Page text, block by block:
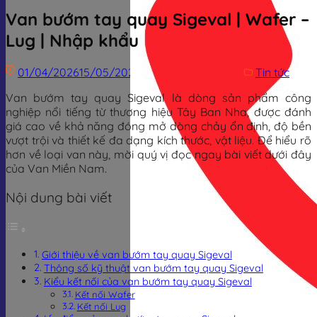
Van bướm tay quay Sigeval | Wafer –
Lug | Nhập khẩu
01/04/202615/05/2026
Tin tức
Van bướm tay quay Sigeval là dòng sản phẩm công
nghiệp nổi tiếng từ thương hiệu Tây Ban Nha, được đánh
giá cao về khả năng đóng mở dòng chảy ổn định, độ bền
vượt trội và thiết kế đa dạng kích thước, vật liệu. Để hiểu rõ
hơn về loại van này, mời quý vị đọc ngay bài viết dưới đây
của Van Miền Nam.
Nội dung bài viết
Giới thiệu về van bướm tay quay Sigeval
Thông số kỹ thuật van bướm tay quay Sigeval
Kiểu kết nối của van bướm tay quay Sigeval
Kết nối Wafer
Kết nối Lug